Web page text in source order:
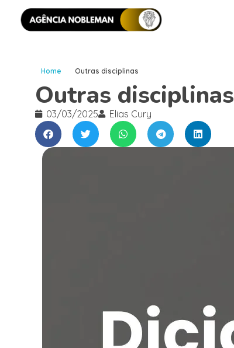
Home Outras disciplinas
Outras disciplinas
03/03/2025 Elias Cury